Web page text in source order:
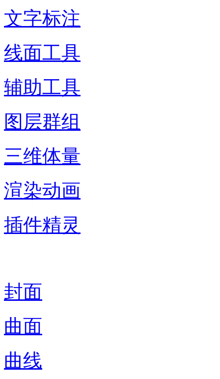
文字标注
线面工具
辅助工具
图层群组
三维体量
渲染动画
插件精灵
封面
曲面
曲线